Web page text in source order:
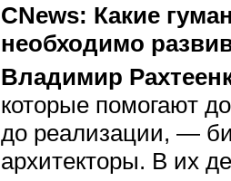
CNews: Какие
необходимо
Владимир
которые помогают
до реализации, —
архитекторы. В их